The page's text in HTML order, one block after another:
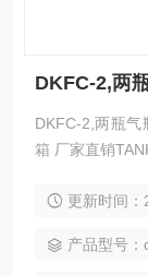
DKFC-2,两
DKFC-2,两瓶气瓶防爆充气箱
箱 厂家直销TANK-BOX2两瓶气瓶防爆充气箱 充气数量:2瓶(看
宁市科尔奇机电
更新时间
产品型号：